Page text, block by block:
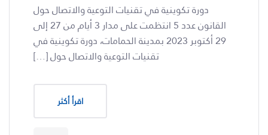
دورة تكوينية في تقنيات التوعية والاتصال حول
القانون عدد 5 انتظمت على مدار 3 أيام من 27 إلى
29 أكتوبر 2023 بمدينة الحمامات، دورة تكوينية في
تقنيات التوعية والاتصال حول […]
اقرأ أكثر